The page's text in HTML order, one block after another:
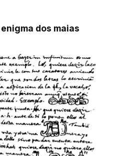
dos maias